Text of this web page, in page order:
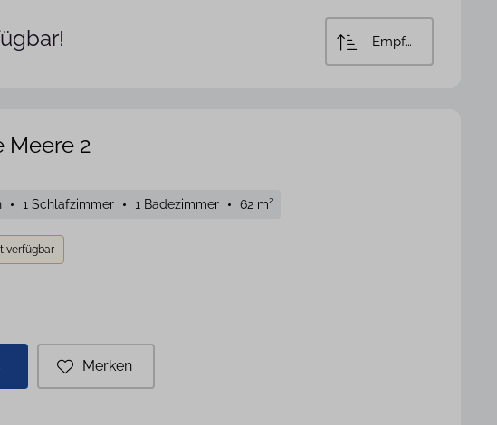
Empfohlen
Meere 2
1 Schlafzimmer 1 Badezimmer 62 m²
Merken